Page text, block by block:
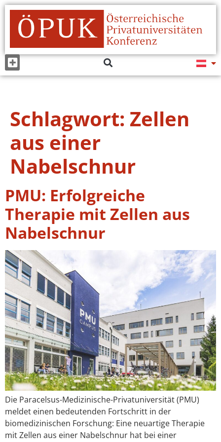
Schlagwort: Zellen
aus einer
Nabelschnur
PMU: Erfolgreiche
Therapie mit Zellen aus
Nabelschnur
Die Paracelsus-Medizinische-Privatuniversität (PMU)
meldet einen bedeutenden Fortschritt in der
biomedizinischen Forschung: Eine neuartige Therapie
mit Zellen aus einer Nabelschnur hat bei einer